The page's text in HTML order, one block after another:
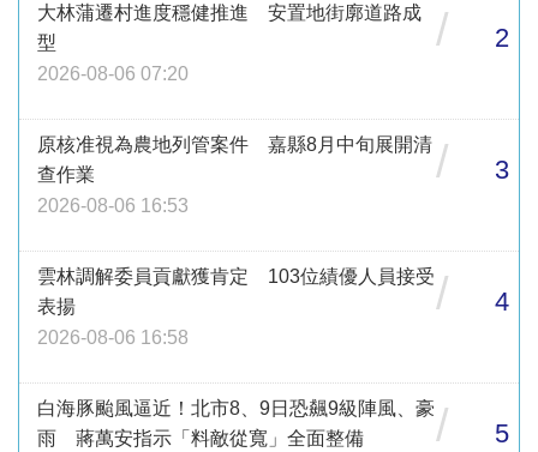
大林蒲遷村進度穩健推進 安置地街廓道路成
型
2026-08-06 07:20
/ 2
原核准視為農地列管案件 嘉縣8月中旬展開清
查作業
2026-08-06 16:53
/ 3
雲林調解委員貢獻獲肯定 103位績優人員接受
表揚
2026-08-06 16:58
/ 4
白海豚颱風逼近！北市8、9日恐飆9級陣風、豪
雨 蔣萬安指示「料敵從寬」全面整備
/ 5